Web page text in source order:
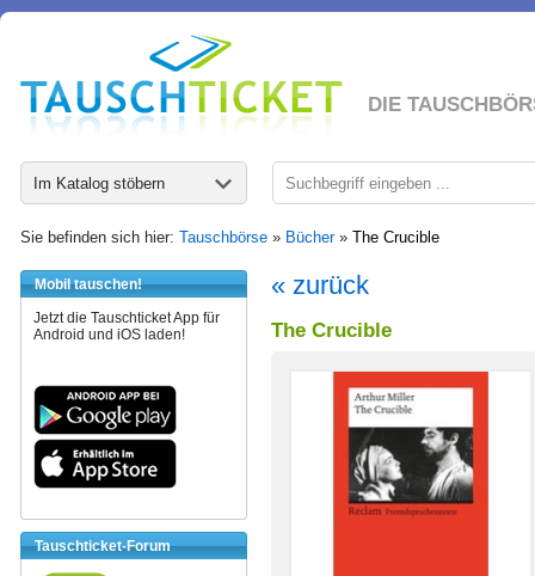
DIE
Im Katalog stöbern
Sie befinden sich hier: Tauschbörse » Bücher» The Crucible
Mobil tauschen!
Jetzt die Tauschticket App für
Android und iOS laden!
Tauschticket-Forum
« zurück
The Crucible